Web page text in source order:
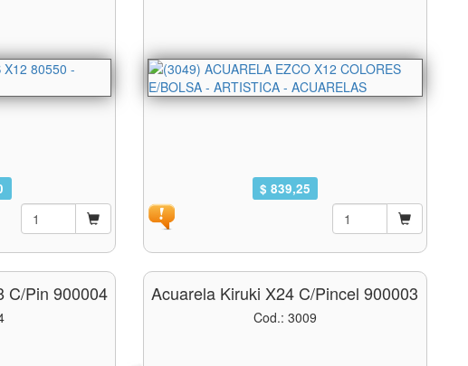
$ 839,25
C/pin 900004 Acuarela Kiruki X24 C/pincel 900003
Cod.: 3009